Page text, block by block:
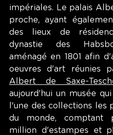
impériales. Le palais
proche, ayant
des lieux de
dynastie des
aménagé en 1801 afin
Albert de Saxe-
aujourd'hui un musée
l'une des collections les
du monde, comptant
million d'estampes et